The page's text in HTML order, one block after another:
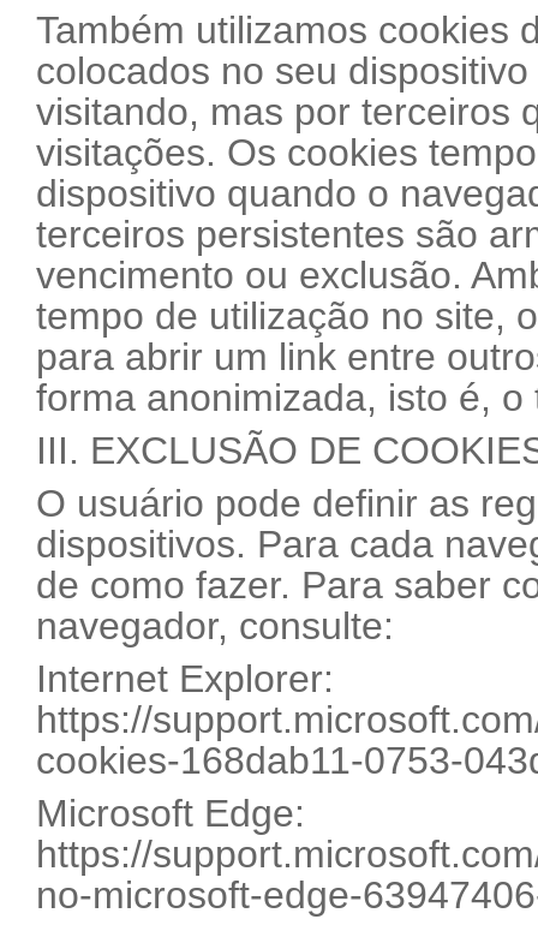
Também utilizamos cookies
colocados no seu
visitando, mas por terceiros
visitações. Os cookies
dispositivo quando o
terceiros persistentes são
vencimento ou exclusão.
tempo de utilização no site,
para abrir um link entre
forma anonimizada, isto é,
III. EXCLUSÃO DE
O usuário pode definir as
dispositivos. Para cada
de como fazer. Para saber
navegador, consulte:
Internet Explorer:
https://
cookies-168dab11-0753-
Microsoft Edge:
https://
no-microsoft-edge-